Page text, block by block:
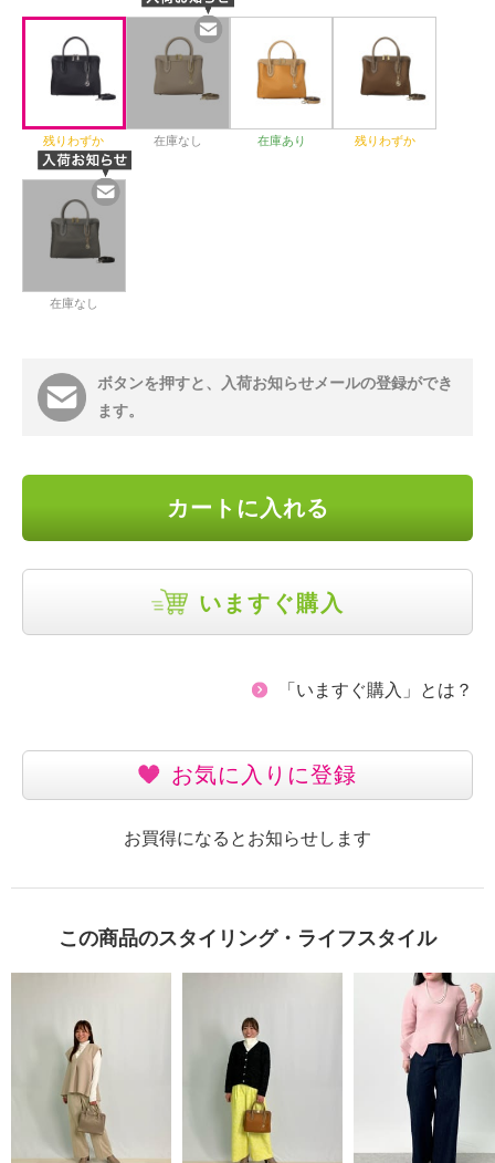
残りわずか 在庫なし 在庫あり 残りわずか
在庫なし
ボタンを押すと、入荷お知らせメールの登録ができ
ます。
カートに入れる
いますぐ購入
「いますぐ購入」とは？
お気に入りに登録
お買得になるとお知らせします
この商品のスタイリング・ライフスタイル